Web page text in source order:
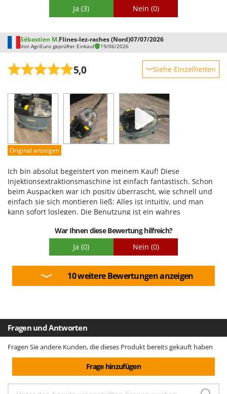
Ja (3) Nein (0)
Sébastien M.Flines-lez-raches (Nord)07/07/2026
Von AgriEuro geprüfter Einkauf 19/06/2026
5,0 Siehe Einzelheiten
Leistung
Benutzerfreundlichkeit
Qualität / Preis
Schwierigkeitsgrad Zusammenbau
Original anzeigen
Ich bin absolut begeistert von meinem Kauf! Diese
Injektionsextraktionsmaschine ist einfach fantastisch. Schon
beim Auspacken war ich positiv überrascht, wie schnell und
einfach sie sich montieren ließ: Alles ist intuitiv, und man
kann sofort loslegen. Die Benutzung ist ein wahres
selbst die schwierigsten Ecken mühelos zu erreichen. Die
Ergebnisse sind makellos. Angesichts der Leistung und der
Verarbeitungsqualität ist das Preis-Leistungs-Verhältnis
macht die Reinigung wirklich effizient und viel weniger
mühsam. Kurz gesagt: schneller Aufbau, perfekte
War Ihnen diese Bewertung hilfreich?
Ja (0) Nein (0)
10 weitere Bewertungen anzeigen
Fragen und Antworten
Fragen Sie andere Kunden, die dieses Produkt bereits gekauft haben
Frage hinzufügen